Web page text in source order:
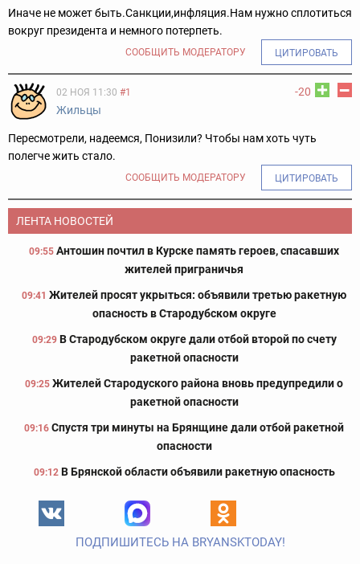
Иначе не может быть.Санкции,инфляция.Нам нужно сплотиться
вокруг президента и немного потерпеть.
СООБЩИТЬ МОДЕРАТОРУ ЦИТИРОВАТЬ
-20
02 НОЯ 11:30 #1
Жильцы
Пересмотрели, надеемся, Понизили? Чтобы нам хоть чуть
полегче жить стало.
СООБЩИТЬ МОДЕРАТОРУ ЦИТИРОВАТЬ
ЛЕНТА НОВОСТЕЙ
09:55 Антошин почтил в Курске память героев, спасавших
жителей приграничья
09:41 Жителей просят укрыться: объявили третью ракетную
опасность в Стародубском округе
09:29 В Стародубском округе дали отбой второй по счету
ракетной опасности
09:25 Жителей Стародуского района вновь предупредили о
ракетной опасности
09:16 Спустя три минуты на Брянщине дали отбой ракетной
опасности
09:12 В Брянской области объявили ракетную опасность
ПОДПИШИТЕСЬ НА BRYANSKTODAY!